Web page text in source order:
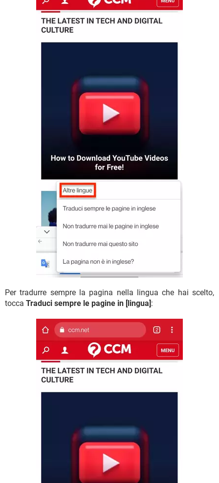
Per tradurre sempre la pagina nella lingua che hai scelto,
tocca Traduci sempre le pagine in [lingua]: